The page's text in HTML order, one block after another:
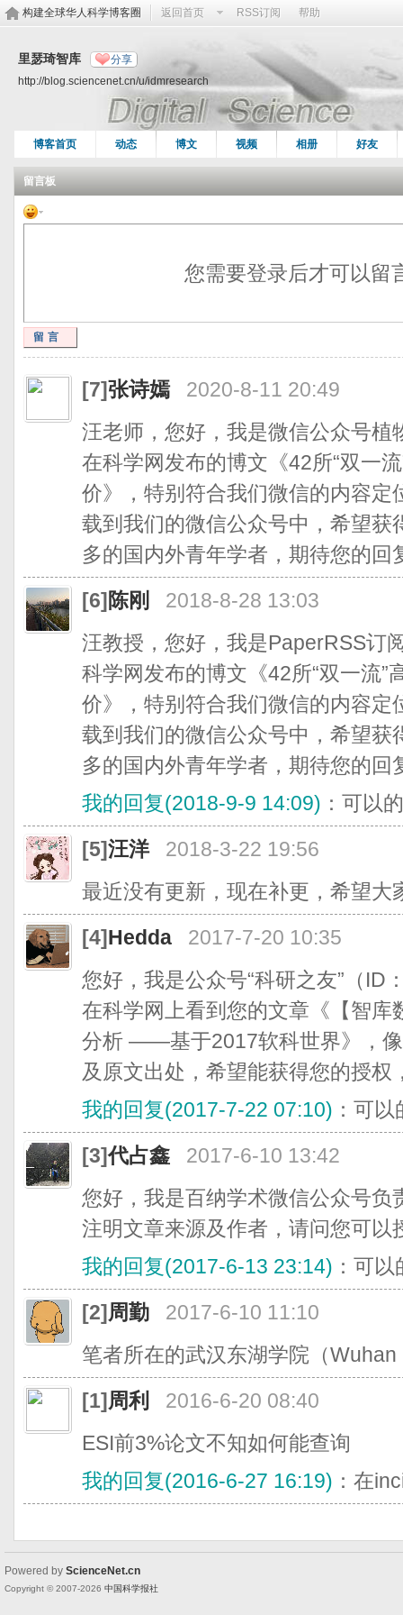
构建全球华人科学博客圈 返回首页 RSS订阅 帮助
里瑟琦智库 分享
http://blog.sciencenet.cn/u/idmresearch
博客首页 动态 博文 视频 相册 好友
留言板
您需要登录后才可以留
留言
[7]张诗嫣
2020-8-11 20:49
汪老师，您好，我是微信公众号
在科学网发布的博文《42所“双一
价》，特别符合我们微信的内容
载到我们的微信公众号中，希望
多的国内外青年学者，期待您的回
[6]陈刚
2018-8-28 13:03
汪教授，您好，我是PaperRSS订
科学网发布的博文《42所“双一流”
价》，特别符合我们微信的内容
载到我们的微信公众号中，希望
多的国内外青年学者，期待您的回
我的回复(2018-9-9 14:09) ：可以的
[5]汪洋
2018-3-22 19:56
最近没有更新，现在补更，希望大
[4]Hedda
2017-7-20 10:35
您好，我是公众号“科研之友”（ID
在科学网上看到您的文章《【智
分析 ——基于2017软科世界》，
及原文出处，希望能获得您的授权
我的回复(2017-7-22 07:10) ：可以
[3]代占鑫
2017-6-10 13:42
您好，我是百纳学术微信公众号
注明文章来源及作者，请问您可以
我的回复(2017-6-13 23:14) ：可以
[2]周勤
2017-6-10 11:10
笔者所在的武汉东湖学院（
[1]周利
2016-6-20 08:40
ESI前3%论文不知如何能查询
我的回复(2016-6-27 16:19) ：在
Powered by ScienceNet.cn
Copyright © 2007-2026 中国科学报社